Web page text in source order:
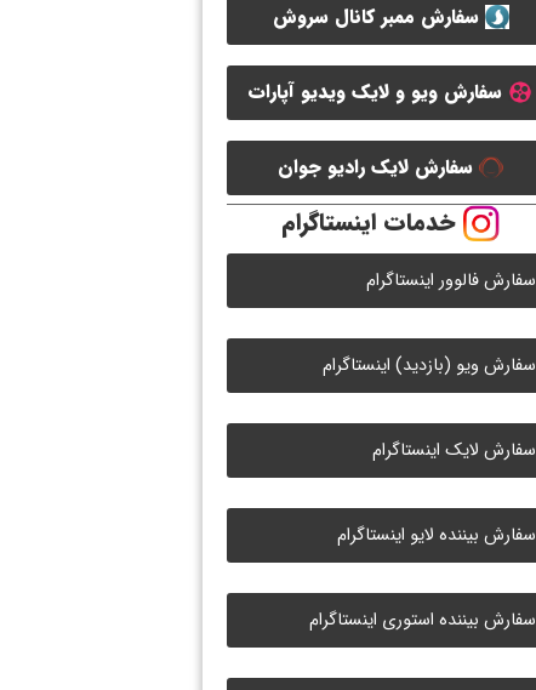
سفارش ممبر کانال سروش
سفارش ویو و لایک ویدیو آپارات
سفارش لایک رادیو جوان
خدمات اینستاگرام
سفارش فالوور اینستاگرام
سفارش ویو (بازدید) اینستاگرام
سفارش لایک اینستاگرام
سفارش بیننده لایو اینستاگرام
سفارش بیننده استوری اینستاگرام